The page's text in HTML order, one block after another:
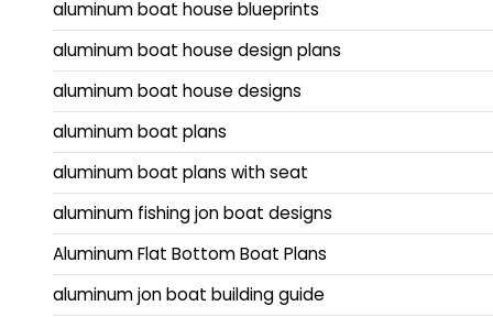
aluminum boat house blueprints
aluminum boat house design plans
aluminum boat house designs
aluminum boat plans
aluminum boat plans with seat
aluminum fishing jon boat designs
Aluminum Flat Bottom Boat Plans
aluminum jon boat building guide